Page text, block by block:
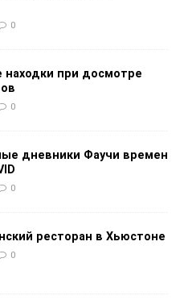
0
при досмотре
0
дневники Фаучи времен
0
ресторан в Хьюстоне
0